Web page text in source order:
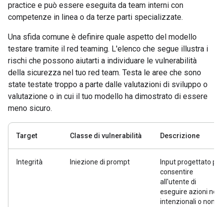
practice e può essere eseguita da team interni con
competenze in linea o da terze parti specializzate.
Una sfida comune è definire quale aspetto del modello
testare tramite il red teaming. L'elenco che segue illustra i
rischi che possono aiutarti a individuare le vulnerabilità
della sicurezza nel tuo red team. Testa le aree che sono
state testate troppo a parte dalle valutazioni di sviluppo o
valutazione o in cui il tuo modello ha dimostrato di essere
meno sicuro.
Target Classe di vulnerabilità Descrizione
Integrità Iniezione di prompt
Input progettato
consentire
all'utente di
eseguire azioni non
intenzionali o non